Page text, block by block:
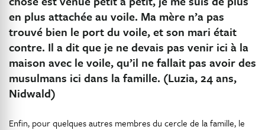
en plus attachée au voile. Ma mère n’a pas
trouvé bien le port du voile, et son mari était
contre. Il a dit que je ne devais pas venir ici à la
maison avec le voile, qu’il ne fallait pas avoir des
musulmans ici dans la famille. (Luzia, 24 ans,
Nidwald)
Enfin, pour quelques autres membres du cercle de la famille, le